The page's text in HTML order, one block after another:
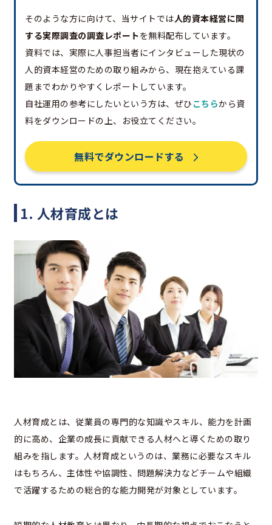
そのような方に向けて、当サイトでは人的資本経営に関
する実際調査の調査レポートを無料配布しています。
資料では、実際に人事担当者にインタビューした現状の
人的資本経営のための取り組みから、現在抱えている課
題までわかりやすくレポートしています。
自社運用の参考にしたいという方は、ぜひ こちらから資
料をダウンロードの上、お役立てください。
無料でダウンロードする
1. 人材育成とは
人材育成とは、従業員の専門的な知識やスキル、能力を計画
的に高め、企業の成長に貢献できる人材へと導くための取り
組みを指します。人材育成というのは、業務に必要なスキル
はもちろん、主体性や協調性、問題解決力などチームや組織
で活躍するための総合的な能力開発が対象としています。